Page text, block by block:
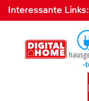
Interessante Links: